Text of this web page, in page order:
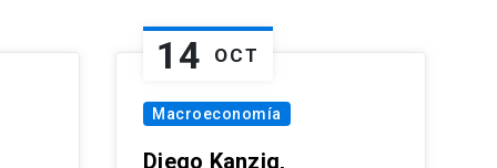
14 OCT
Macroeconomía
Diego Kanzig,